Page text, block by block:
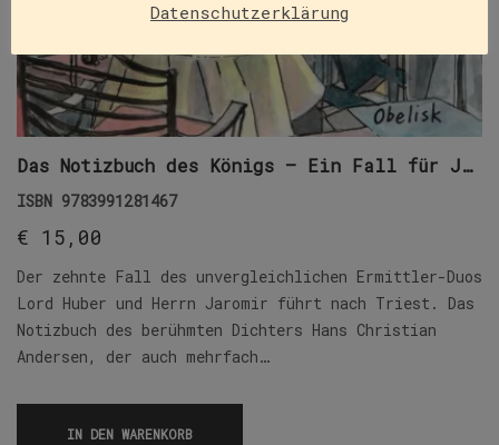
Das Notizbuch des Königs – Ein Fall für Jaromir
ISBN 9783991281467
€ 15,00
Der zehnte Fall des unvergleichlichen Ermittler-Duos
Lord Huber und Herrn Jaromir führt nach Triest. Das
Notizbuch des berühmten Dichters Hans Christian
Andersen, der auch mehrfach…
IN DEN WARENKORB
Datenschutzerklärung